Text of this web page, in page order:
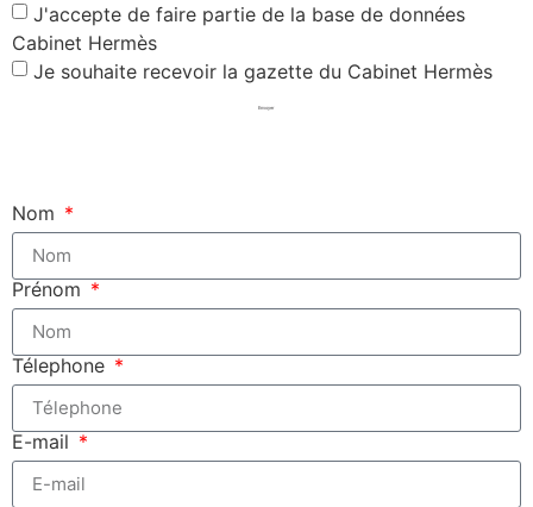
J'accepte de faire partie de la base de données
Cabinet Hermès
Je souhaite recevoir la gazette du Cabinet Hermès
Envoyer
Nom
Prénom
Télephone
E-mail